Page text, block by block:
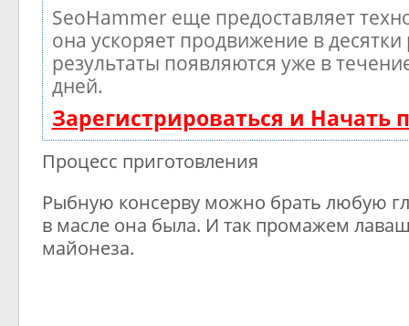
SeoHammer еще предоставляет
она ускоряет продвижение в
результаты появляются уже в
дней.
Зарегистрироваться и Начать
Процесс приготовления
Рыбную консерву можно брать любую
в масле она была. И так промажем
майонеза.